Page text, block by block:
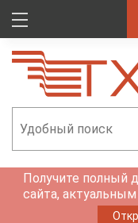
Получите полный
сайта,